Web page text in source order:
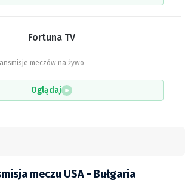
Fortuna TV
meczów na żywo
Oglądaj
meczu USA - Bułgaria